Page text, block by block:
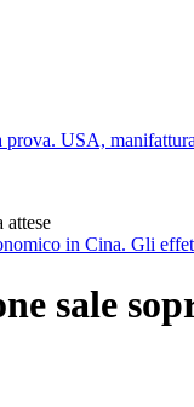
USA,
attese
in Cina. Gli
sale